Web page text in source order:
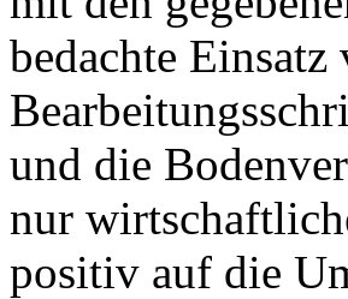
bedachte
und die
nur
positiv auf die